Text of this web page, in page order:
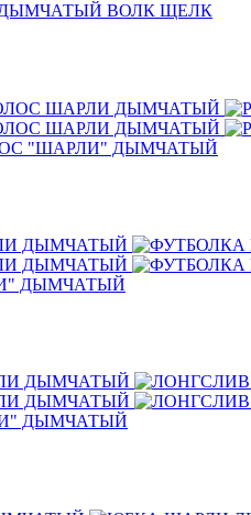
ВОЛК ЩЕЛК
"ШАРЛИ" ДЫМЧАТЫЙ
ДЫМЧАТЫЙ
ДЫМЧАТЫЙ